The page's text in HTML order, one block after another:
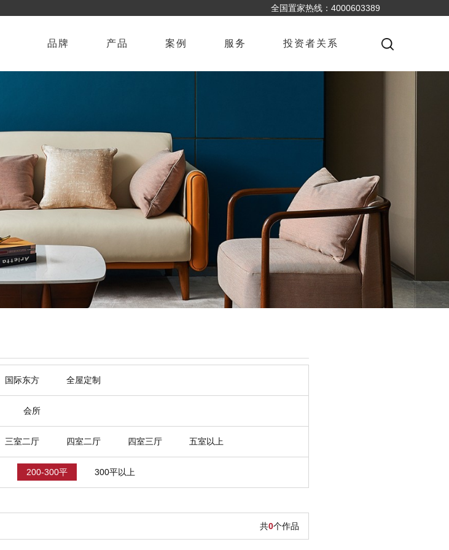
全国置家热线：4000603389
品牌 产品 案例 服务 投资者关系
国际东方 全屋定制
会所
三室二厅 四室二厅 四室三厅 五室以上
200-300平 300平以上
共0个作品